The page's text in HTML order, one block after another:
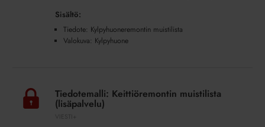
Sisältö:
Tiedote: Kylpyhuoneremontin muistilista
Valokuva: Kylpyhuone
Keittiöremontin
muistilista
(lisäpalvelu)
Tiedotemalli: Keittiöremontin muistilista
(lisäpalvelu)